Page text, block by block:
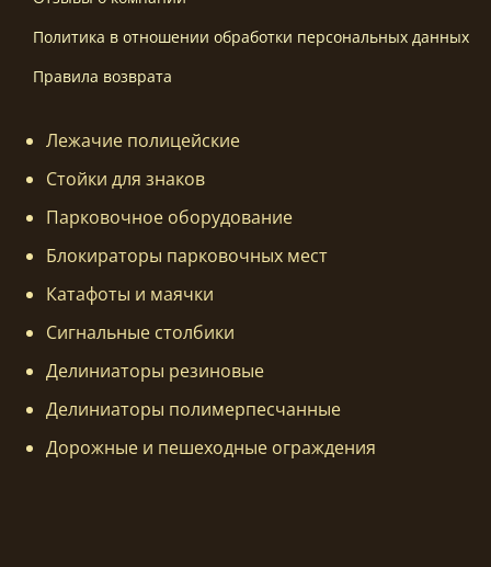
Политика в отношении обработки персональных данных
Правила возврата
Лежачие полицейские
Стойки для знаков
Парковочное оборудование
Блокираторы парковочных мест
Катафоты и маячки
Сигнальные столбики
Делиниаторы резиновые
Делиниаторы полимерпесчанные
Дорожные и пешеходные ограждения